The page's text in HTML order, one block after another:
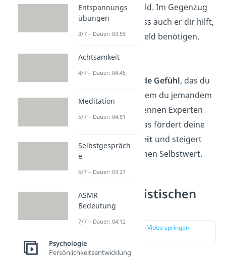
Freund etwas Geld. Im Gegenzug
erwartest du, dass auch er dir hilft,
solltest du mal Geld benötigen.
befriedigende Gefühl, das du
verspürst, nachdem du jemandem
geholfen hast, nennen Experten
“. Das fördert deine
Selbstwirksamkeit und steigert
folglich auch deinen Selbstwert.
Vorteile altruistischen
Verhaltens
zur Stelle im Video springen
Entspannungs
übungen
3/7 – Dauer: 03:59
Achtsamkeit
4/7 – Dauer: 04:45
Meditation
5/7 – Dauer: 04:51
Selbstgespräch
e
6/7 – Dauer: 03:27
ASMR
Bedeutung
7/7 – Dauer: 04:12
Psychologie
Persönlichkeitsentwicklung